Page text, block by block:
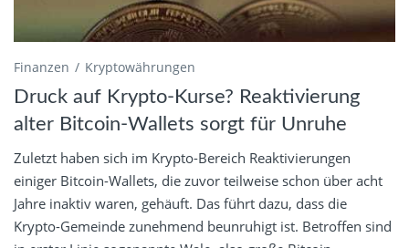
Finanzen Kryptowährungen
Druck auf Krypto-Kurse? Reaktivierung
alter Bitcoin-Wallets sorgt für Unruhe
Zuletzt haben sich im Krypto-Bereich Reaktivierungen
einiger Bitcoin-Wallets, die zuvor teilweise schon über acht
Jahre inaktiv waren, gehäuft. Das führt dazu, dass die
Krypto-Gemeinde zunehmend beunruhigt ist. Betroffen sind